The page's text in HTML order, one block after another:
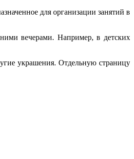
для организации занятий в
вечерами. Например, в детских
украшения. Отдельную страницу